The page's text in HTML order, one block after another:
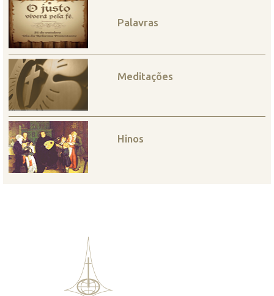
Palavras
Meditações
Hinos